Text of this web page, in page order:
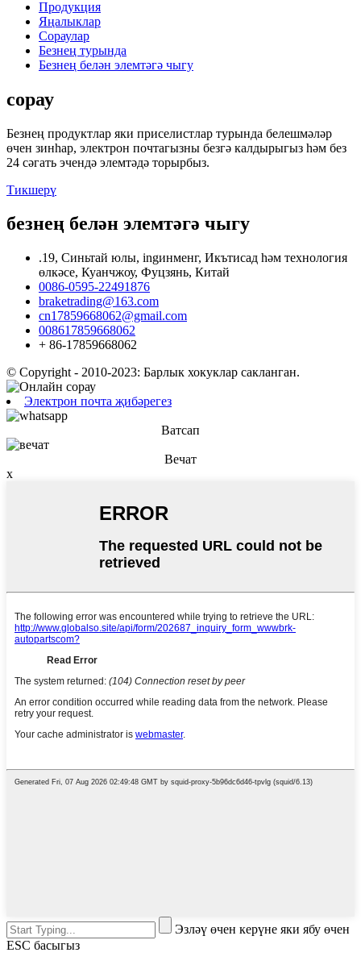
Продукция
Яңалыклар
Сораулар
Безнең турында
Безнең белән элемтәгә чыгу
сорау
Безнең продуктлар яки приселистлар турында белешмәләр
өчен зинһар, электрон почтагызны безгә калдырыгыз һәм без
24 сәгать эчендә элемтәдә торырбыз.
Тикшерү
безнең белән элемтәгә чыгу
.19, Синьтай юлы, ingинменг, Икътисад һәм технология
өлкәсе, Куанчжоу, Фуцзянь, Китай
0086-0595-22491876
braketrading@163.com
cn17859668062@gmail.com
008617859668062
+ 86-17859668062
© Copyright - 2010-2023: Барлык хокуклар сакланган.
Электрон почта җибәрегез
Ватсап
Вечат
x
Эзләү өчен керүне яки ябу өчен
ESC басыгыз